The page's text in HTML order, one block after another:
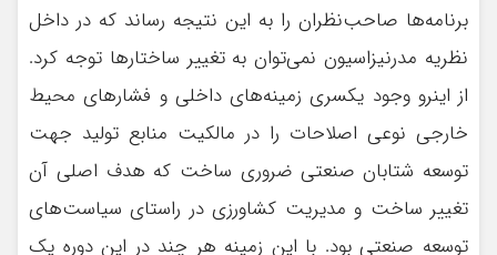
برنامه‌ها صاحب‌نظران را به اين نتيجه رساند كه در داخل
نظريه مدرنيزاسيون نمي‌توان به تغيير ساختارها ‌توجه کرد.
از اينرو وجود يكسري زمينه‌هاي داخلي و فشارهاي محيط
خارجي نوعي اصلاحات را در مالكيت منابع توليد جهت
توسعه شتابان صنعتي ضروري ساخت كه هدف اصلي آن
تغيير ساخت و مديريت كشاورزي در راستاي سياست‌‌هاي
توسعه صنعتي بود. با اين زمينه هر چند در اين دوره يك